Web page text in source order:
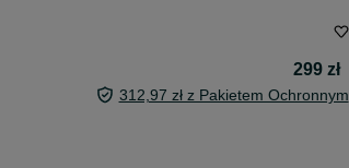
299 zł
312,97 zł z Pakietem Ochronnym